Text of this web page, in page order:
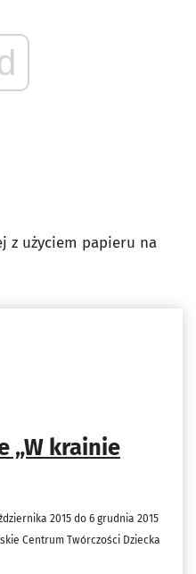
z użyciem papieru na
„W krainie
2015 do 6 grudnia 2015
Centrum Twórczości Dziecka